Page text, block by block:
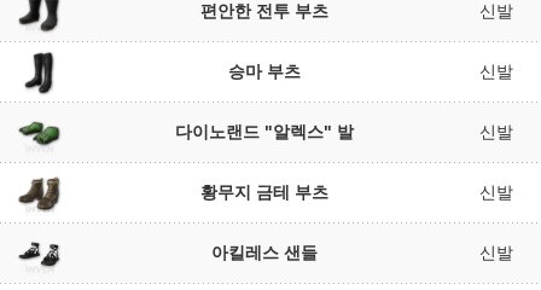
편안한 전투 부츠 신발
승마 부츠 신발
다이노랜드 "알렉스" 발 신발
황무지 금테 부츠 신발
아킬레스 샌들 신발